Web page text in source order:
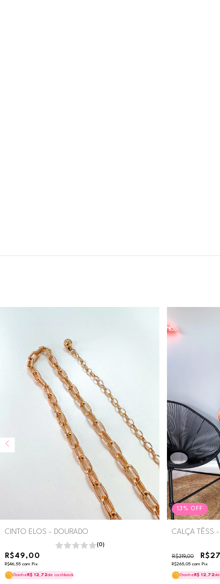
CINTO ELOS - DOURADO
(0)
R$49,00
R$46,55 com Pix
Ganhe R$ 12,72de cashback
13 % OFF
CALÇA TÊSS
R$319,00
R$265,05 com Pix
Ganhe R$ 12,72